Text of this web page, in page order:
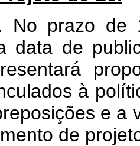
No prazo de
data de
à
e a
de